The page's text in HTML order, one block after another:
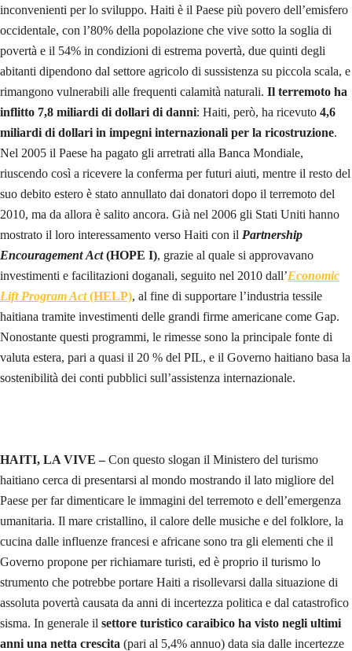
inconvenienti per lo sviluppo. Haiti è il Paese più povero dell’emisfero
occidentale, con l’80% della popolazione che vive sotto la soglia di
povertà e il 54% in condizioni di estrema povertà, due quinti degli
abitanti dipendono dal settore agricolo di sussistenza su piccola scala, e
rimangono vulnerabili alle frequenti calamità naturali. Il terremoto ha
inflitto 7,8 miliardi di dollari di danni: Haiti, però, ha ricevuto 4,6
miliardi di dollari in impegni internazionali per la ricostruzione.
Nel 2005 il Paese ha pagato gli arretrati alla Banca Mondiale,
riuscendo così a ricevere la conferma per futuri aiuti, mentre il resto del
suo debito estero è stato annullato dai donatori dopo il terremoto del
2010, ma da allora è salito ancora. Già nel 2006 gli Stati Uniti hanno
mostrato il loro interessamento verso Haiti con il Partnership
Encouragement Act(HOPE I), grazie al quale si approvavano
investimenti e facilitazioni doganali, seguito nel 2010 dall’Economic
Lift Program Act(HELP), al fine di supportare l’industria tessile
haitiana tramite investimenti delle grandi firme americane come Gap.
Nonostante questi programmi, le rimesse sono la principale fonte di
valuta estera, pari a quasi il 20 % del PIL, e il Governo haitiano basa la
sostenibilità dei conti pubblici sull’assistenza internazionale.
HAITI, LA VIVE –Con questo slogan il Ministero del turismo
haitiano cerca di presentarsi al mondo mostrando il lato migliore del
Paese per far dimenticare le immagini del terremoto e dell’emergenza
umanitaria. Il mare cristallino, il calore delle musiche e del folklore, la
cucina dalle influenze francesi e africane sono tra gli elementi che il
Governo propone per richiamare turisti, ed è proprio il turismo lo
strumento che potrebbe portare Haiti a risollevarsi dalla situazione di
assoluta povertà causata da anni di incertezza politica e dal catastrofico
sisma. In generale il settore turistico caraibico ha visto negli ultimi
anni una netta crescita (pari al 5,4% annuo) data sia dalle incertezze